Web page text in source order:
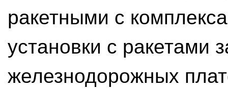
ракетными с
установки с ракетами
железнодорожных